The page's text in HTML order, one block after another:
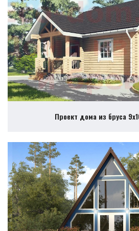
Проект дома из бруса